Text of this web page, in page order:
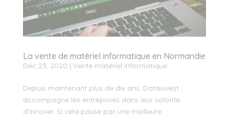
La vente de matériel informatique en Normandie
Déc 23, 2020 | Vente matériel informatique
Depuis maintenant plus de dix ans, Dataouest
accompagne les entreprises dans leur volonté
d’innover. Si cela passe par une meilleure